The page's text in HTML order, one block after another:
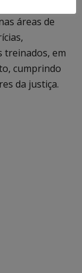
áreas de
treinados, em
cumprindo
da justiça.